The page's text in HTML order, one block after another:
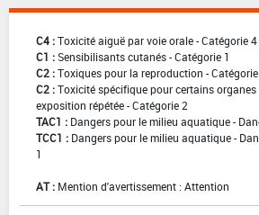
C4 :Toxicité aiguë par voie orale - Catégorie 4
C1 :Sensibilisants cutanés - Catégorie 1
C2 :Toxiques pour la reproduction -
C2 :Toxicité spécifique pour certains
exposition répétée - Catégorie 2
TAC1 : Dangers pour le milieu aquatique -
TCC1 : Dangers pour le milieu aquatique -
1
AT : Mention d'avertissement : Attention